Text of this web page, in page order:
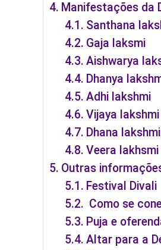
Manifestações da
Santhana
Gaja laksmi
Aishwarya
Dhanya
Adhi lakshmi
Vijaya lakshmi
Dhana lakshmi
Veera
Outras
Festival Divali
Como se
Puja e
Altar para a